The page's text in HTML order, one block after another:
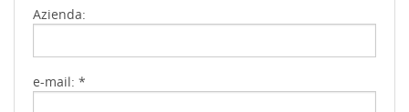
Azienda:
e-mail: *